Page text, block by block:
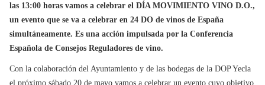
las 13:00 horas vamos a celebrar el DÍA MOVIMIENTO VINO D.O.,
un evento que se va a celebrar en 24 DO de vinos de España
simultáneamente. Es una acción impulsada por la Conferencia
Española de Consejos Reguladores de vino.
Con la colaboración del Ayuntamiento y de las bodegas de la DOP Yecla
el próximo sábado 20 de mayo vamos a celebrar un evento cuyo objetivo